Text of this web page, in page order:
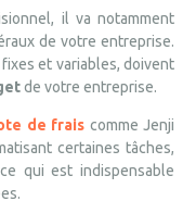
il va notamment
de votre entreprise.
et variables, doivent
de votre entreprise.
de frais comme Jenji
certaines tâches,
qui est indispensable